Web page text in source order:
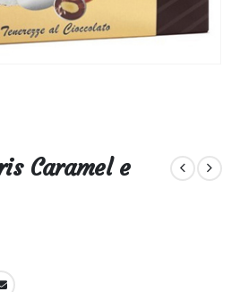
Caramel e